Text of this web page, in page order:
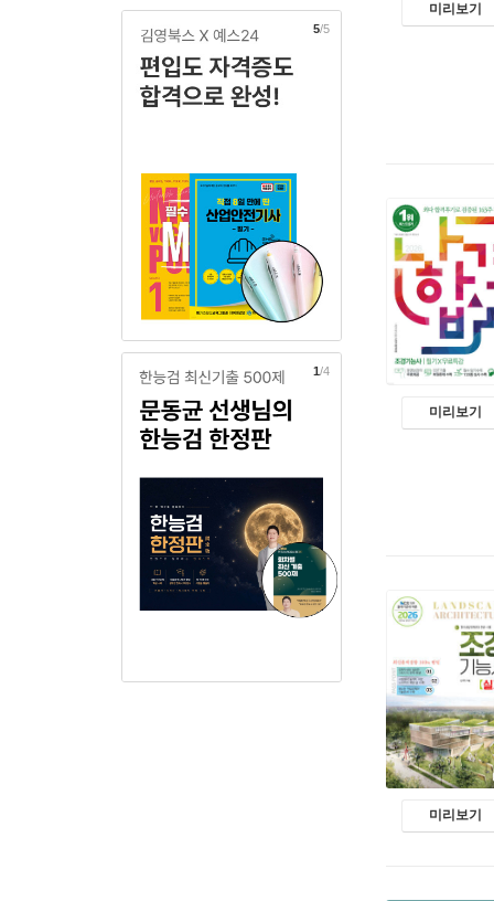
1/5
2/4
미리보기
미리보기
미리보기